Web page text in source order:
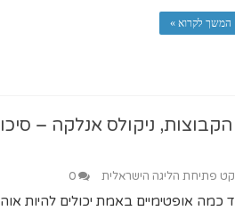
המשך לקרוא »
ניקולס אנלקה –
פתיחת הליגה הישראלית 0
כמה אופטימיים באמת יכולים להיות